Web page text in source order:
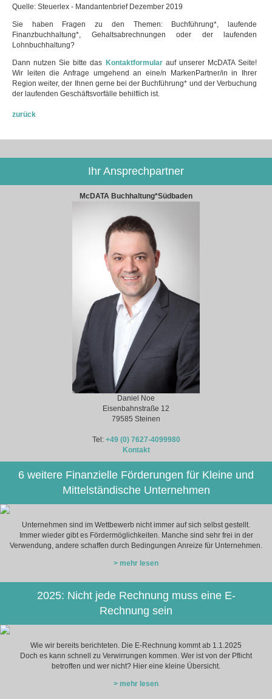
Quelle: Steuerlex - Mandantenbrief Dezember 2019
Sie haben Fragen zu den Themen: Buchführung*, laufende
Finanzbuchhaltung*, Gehaltsabrechnungen oder der laufenden
Lohnbuchhaltung?
Dann nutzen Sie bitte das Kontaktformularauf unserer McDATA Seite!
Wir leiten die Anfrage umgehend an eine/n MarkenPartner/in in Ihrer
Region weiter, der Ihnen gerne bei der Buchführung* und der Verbuchung
der laufenden Geschäftsvorfälle behilflich ist.
zurück
Ihr Ansprechpartner
McDATA Buchhaltung*Südbaden
Daniel Noe
Eisenbahnstraße 12
79585 Steinen
Tel: +49 (0) 7627-4099980
Kontakt
6 weitere Finanzielle Förderungen für Kleine und
Mittelständische Unternehmen
Unternehmen sind im Wettbewerb nicht immer auf sich selbst gestellt.
Immer wieder gibt es Fördermöglichkeiten. Manche sind sehr frei in der
Verwendung, andere schaffen durch Bedingungen Anreize für Unternehmen.
> mehr lesen
2025: Nicht jede Rechnung muss eine E-
Rechnung sein
Wie wir bereits berichteten. Die E-Rechnung kommt ab 1.1.2025
Doch es kann schnell zu Verwirrungen kommen. Wer ist von der Pflicht
betroffen und wer nicht? Hier eine kleine Übersicht.
> mehr lesen